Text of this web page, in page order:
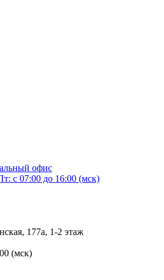
офис
с 07:00 до 16:00 (мск)
177а, ​1-2 этаж
(мск)